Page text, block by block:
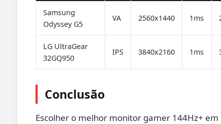
Samsung
Odyssey G5
VA 2560x1440 1ms
LG UltraGear
32GQ950
IPS 3840x2160 1ms
Conclusão
Escolher o melhor monitor gamer 144Hz+